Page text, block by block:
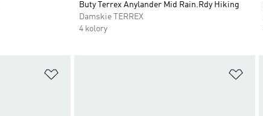
Buty Terrex Anylander Mid Rain.Rdy Hiking
Damskie TERREX
4 kolory